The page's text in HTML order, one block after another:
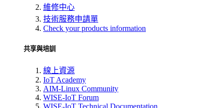
維修中心
技術服務申請單
Check your products information
共享與培訓
線上資源
IoT Academy
AIM-Linux Community
WISE-IoT Forum